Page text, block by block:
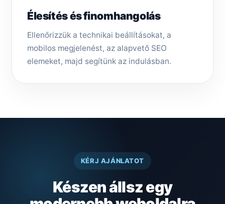
Élesítés és finomhangolás
Ellenőrizzük a technikai beállításokat, a
mobilos megjelenést, az alapvető SEO
elemeket, majd segítünk az indulásban.
KÉRJ AJÁNLATOT
Készen állsz egy